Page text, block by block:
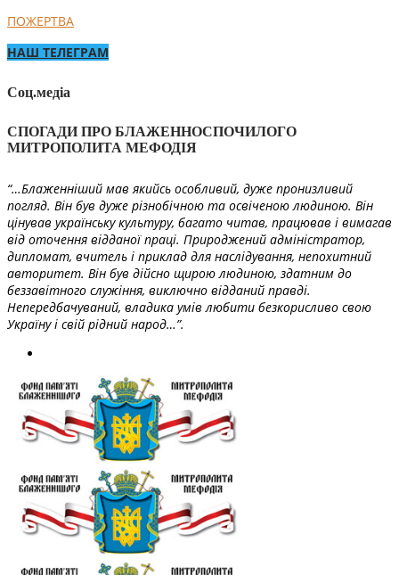
ПОЖЕРТВА
НАШ ТЕЛЕГРАМ
Соц.медіа
СПОГАДИ ПРО БЛАЖЕННОСПОЧИЛОГО
МИТРОПОЛИТА МЕФОДІЯ
“…Блаженніший мав якийсь особливий, дуже пронизливий
погляд. Він був дуже різнобічною та освіченою людиною. Він
цінував українську культуру, багато читав, працював і вимагав
від оточення відданої праці. Природжений адміністратор,
дипломат, вчитель і приклад для наслідування, непохитний
авторитет. Він був дійсно щирою людиною, здатним до
беззавітного служіння, виключно відданий правді.
Непередбачуваний, владика умів любити безкорисливо свою
Україну і свій рідний народ…”.